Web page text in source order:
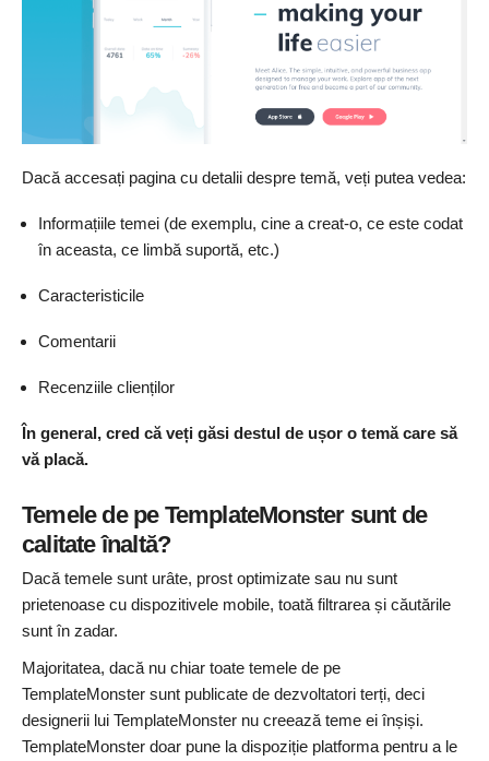
Dacă accesați pagina cu detalii despre temă, veți putea vedea:
Informațiile temei (de exemplu, cine a creat-o, ce este codat
în aceasta, ce limbă suportă, etc.)
Caracteristicile
Comentarii
Recenziile clienților
În general, cred că veți găsi destul de ușor o temă care să
vă placă.
Temele de pe TemplateMonster sunt de
calitate înaltă?
Dacă temele sunt urâte, prost optimizate sau nu sunt
prietenoase cu dispozitivele mobile, toată filtrarea și căutările
sunt în zadar.
Majoritatea, dacă nu chiar toate temele de pe
TemplateMonster sunt publicate de dezvoltatori terți, deci
designerii lui TemplateMonster nu creează teme ei înșiși.
TemplateMonster doar pune la dispoziție platforma pentru a le